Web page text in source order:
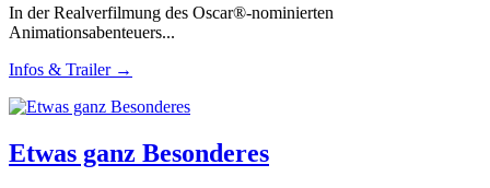
In der Realverfilmung des Oscar®-nominierten
Animationsabenteuers...
Infos & Trailer →
Etwas ganz Besonderes